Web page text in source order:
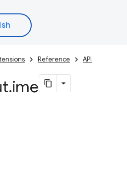
Reference API
.ime